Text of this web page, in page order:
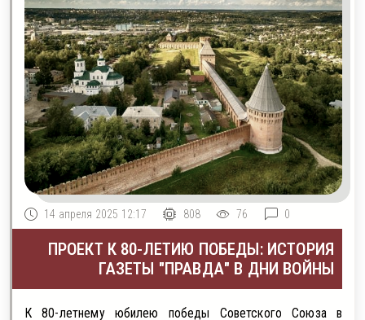
14 апреля 2025 12:17 808 76 0
ПРОЕКТ К 80-ЛЕТИЮ ПОБЕДЫ: ИСТОРИЯ
ГАЗЕТЫ "ПРАВДА" В ДНИ ВОЙНЫ
К 80-летнему юбилею победы Советского Союза в